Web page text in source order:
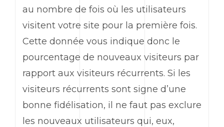
au nombre de fois où les utilisateurs
visitent votre site pour la première fois.
Cette donnée vous indique donc le
pourcentage de nouveaux visiteurs par
rapport aux visiteurs récurrents. Si les
visiteurs récurrents sont signe d’une
bonne fidélisation, il ne faut pas exclure
les nouveaux utilisateurs qui, eux,